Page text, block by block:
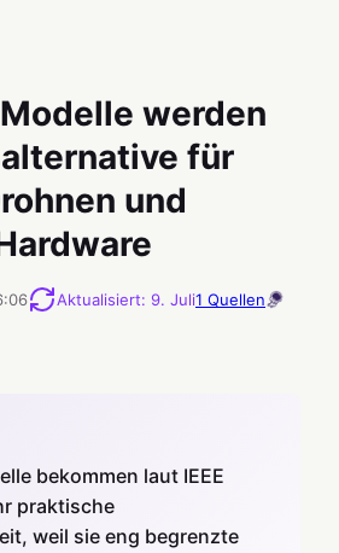
werden
für
und
Aktualisiert: 9. Juli1 Quellen
bekommen laut IEEE
praktische
weil sie eng begrenzte